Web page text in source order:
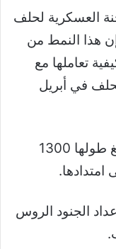
العسكرية لحلف
هذا النمط من
تعاملها مع
في أبريل
وتشترك فنلندا وروسيا في حدود يبلغ طولها 1300
امتدادها.
الجنود الروس